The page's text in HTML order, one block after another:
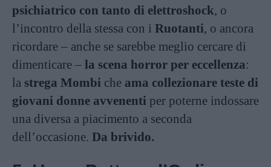
psichiatrico con tanto di elettroshock, o
l’incontro della stessa con i Ruotanti, o ancora
ricordare – anche se sarebbe meglio cercare di
dimenticare – la scena horror per eccellenza:
la strega Mombi che ama collezionare teste di
giovani donne avvenenti per poterne indossare
una diversa a piacimento a seconda
dell’occasione. Da brivido.